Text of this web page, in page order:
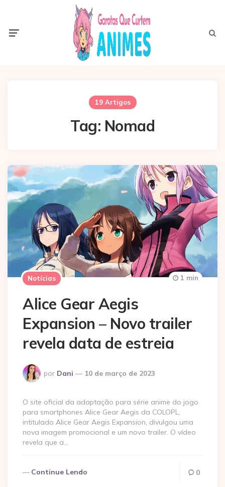
19 Artigos
Tag: Nomad
Notícias
Alice Gear Aegis
Expansion – Novo trailer
revela data de estreia
Postado
por
por Dani 10 de março de 2023
1 min
O site oficial da adaptação para série anime do jogo
para smartphones Alice Gear Aegis da COLOPL,
intitulado Alice Gear Aegis Expansion, divulgou uma
nova imagem promocional e um novo trailer. O vídeo
revela que a…
Continue Lendo 0